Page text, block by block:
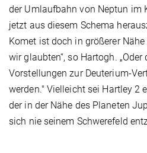
der Umlaufbahn von Neptun im
jetzt aus diesem Schema
Komet ist doch in größerer
wir glaubten“, so Hartogh. „Oder
Vorstellungen zur Deuterium-
werden." Vielleicht sei Hartley 2
der in der Nähe des Planeten
sich nie seinem Schwerefeld